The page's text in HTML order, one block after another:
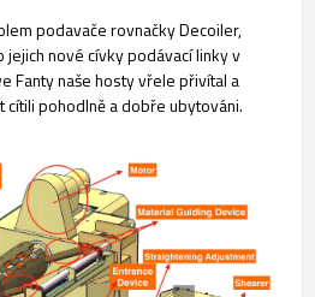
podavače rovnačky Decoiler,
nové cívky podávací linky v
Fanty naše hosty vřele přivítal a
pohodlně a dobře ubytováni.